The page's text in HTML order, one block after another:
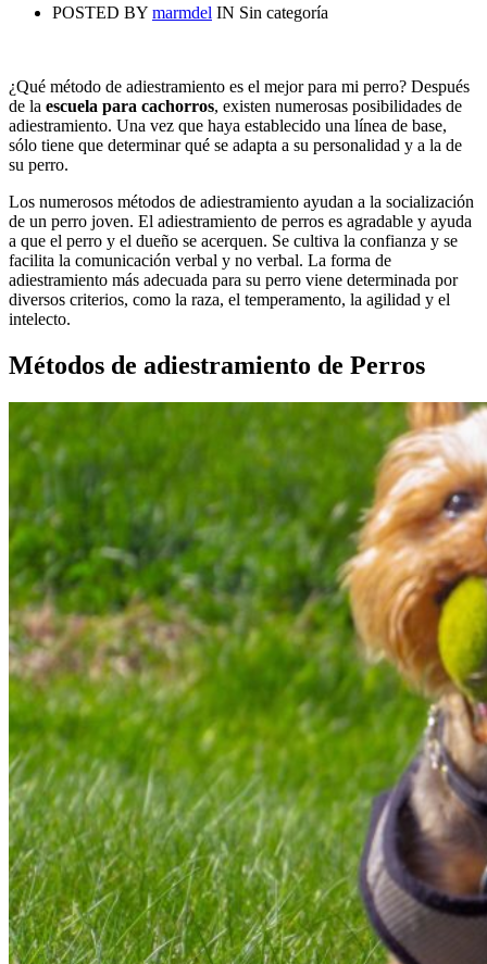
POSTED BY marmdel IN Sin categoría
¿Qué método de adiestramiento es el mejor para mi perro? Después
de la escuela para cachorros, existen numerosas posibilidades de
adiestramiento. Una vez que haya establecido una línea de base,
sólo tiene que determinar qué se adapta a su personalidad y a la de
su perro.
Los numerosos métodos de adiestramiento ayudan a la socialización
de un perro joven. El adiestramiento de perros es agradable y ayuda
a que el perro y el dueño se acerquen. Se cultiva la confianza y se
facilita la comunicación verbal y no verbal. La forma de
adiestramiento más adecuada para su perro viene determinada por
diversos criterios, como la raza, el temperamento, la agilidad y el
intelecto.
Métodos de adiestramiento de Perros